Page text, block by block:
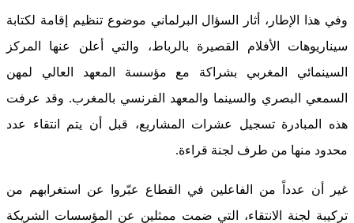
وفي هذا الإطار، أثار السؤال البرلماني موضوع تنظيم إقامة لكتابة
سيناريوهات الأفلام القصيرة بالرباط، والتي أعلن عنها المركز
السينمائي المغربي بشراكة مع مؤسسة المعهد العالي لمهن
السمعي البصري والسينما والمعهد الفرنسي بالمغرب. وقد عرفت
هذه المبادرة تسجيل عشرات المشاريع، قبل أن يتم انتقاء عدد
محدود منها من طرف لجنة قراءة.
غير أن عدداً من الفاعلين في القطاع عبّروا عن استغرابهم من
تركيبة لجنة الانتقاء، التي ضمت ممثلين عن المؤسسات الشريكة